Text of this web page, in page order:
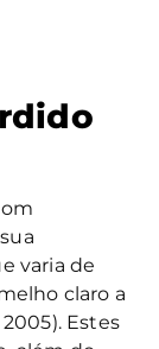
varia de
claro a
Estes